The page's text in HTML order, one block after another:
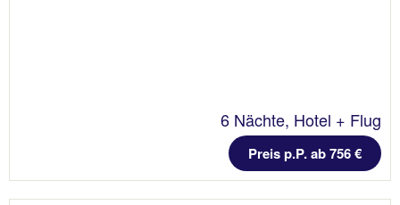
6 Nächte, Hotel + Flug
Preis p.P. ab 756 €